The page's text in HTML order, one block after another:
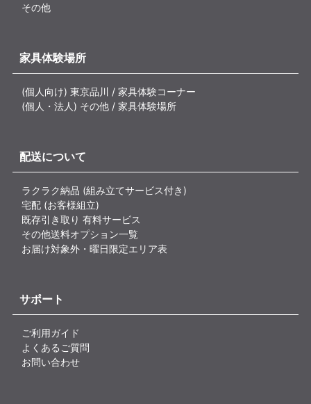
その他
家具体験場所
(個人向け) 東京品川 / 家具体験コーナー
(個人・法人) その他 / 家具体験場所
配送について
ラクラク納品 (組み立てサービス付き)
宅配 (お客様組立)
既存引き取り 有料サービス
その他送料オプション一覧
お届け対象外・曜日限定エリア表
サポート
ご利用ガイド
よくあるご質問
お問い合わせ